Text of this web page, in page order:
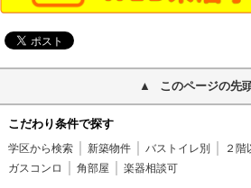
このページの先
こだわり条件で探す
学区から検索 新築物件 バストイレ別 ２階
ガスコンロ
角部屋 楽器相談可